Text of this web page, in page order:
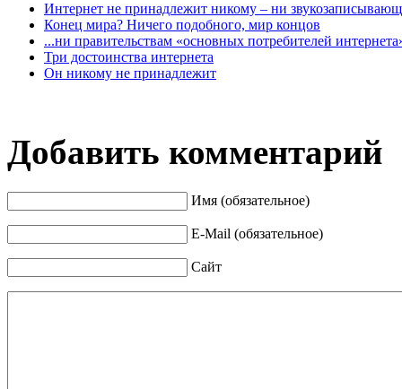
Интернет не принадлежит никому – ни
Конец мира? Ничего подобного, мир концов
...ни правительствам «основных потребителей
Три достоинства интернета
Он никому не принадлежит
Добавить комментарий
Имя (обязательное)
E-Mail (обязательное)
Сайт